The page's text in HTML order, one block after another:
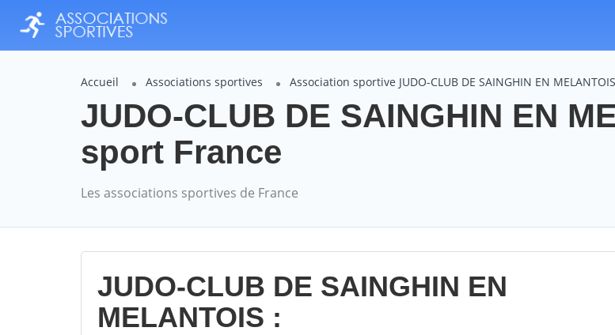
Accueil Associations sportives Association sportive JUDO-CLUB DE SAINGHIN EN MELANTOIS
JUDO-CLUB DE SAINGHIN EN
sport France
Les associations sportives de France
JUDO-CLUB DE SAINGHIN EN
MELANTOIS :